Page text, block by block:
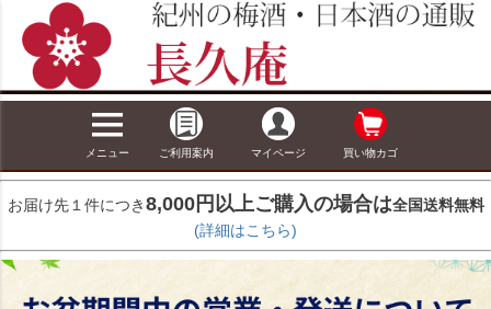
メニュー ご利用案内 マイページ 買い物カゴ
お届け先１件につき8,000円以上ご購入の場合は全国送料無料
(詳細はこちら)